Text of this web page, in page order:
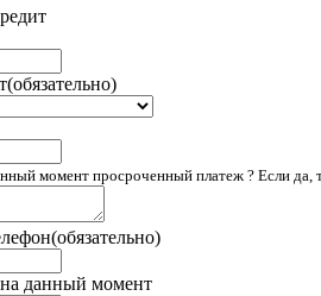
(обязательно)
момент просроченный платеж ? Если да,
(обязательно)
данный момент